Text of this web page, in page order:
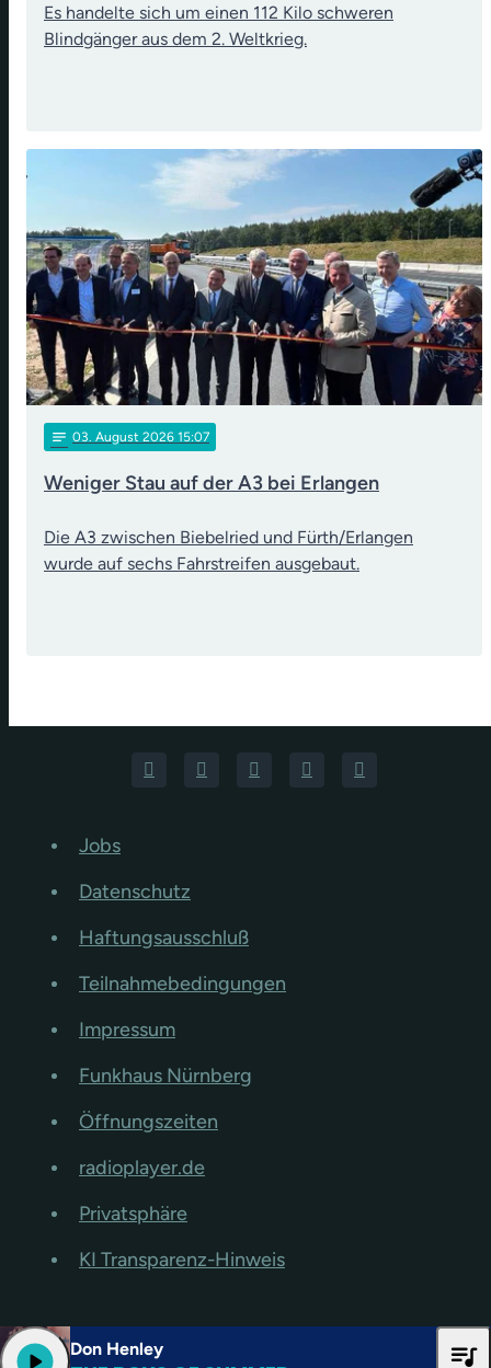
Es handelte sich um einen 112 Kilo schweren
Blindgänger aus dem 2. Weltkrieg.
notes 03. August 2026 15:07
Weniger Stau auf der A3 bei Erlangen
Die A3 zwischen Biebelried und Fürth/Erlangen
wurde auf sechs Fahrstreifen ausgebaut.
Jobs
Datenschutz
Haftungsausschluß
Teilnahmebedingungen
Impressum
Funkhaus Nürnberg
Öffnungszeiten
radioplayer.de
Privatsphäre
KI Transparenz-Hinweis
Don Henley
play_arrow queue_music